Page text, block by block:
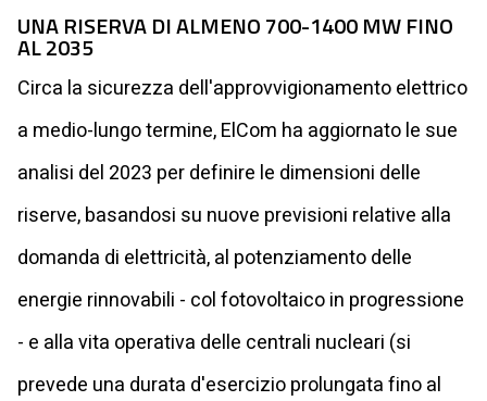
UNA RISERVA DI ALMENO 700-1400 MW FINO
AL 2035
Circa la sicurezza dell'approvvigionamento elettrico
a medio-lungo termine, ElCom ha aggiornato le sue
analisi del 2023 per definire le dimensioni delle
riserve, basandosi su nuove previsioni relative alla
domanda di elettricità, al potenziamento delle
energie rinnovabili - col fotovoltaico in progressione
- e alla vita operativa delle centrali nucleari (si
prevede una durata d'esercizio prolungata fino al